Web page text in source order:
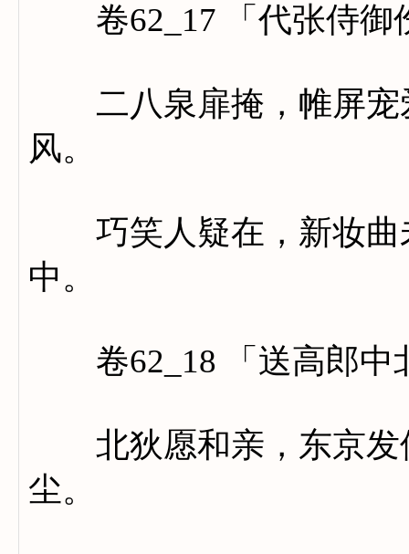
卷62_17 「代张侍御
二八泉扉掩，帷屏宠
风。
巧笑人疑在，新妆曲
中。
卷62_18 「送高郎中
北狄愿和亲，东京发
尘。